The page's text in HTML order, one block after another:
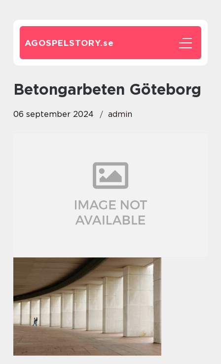
AGOSPELSTORY.se
betongarbeten Göteborg
06 september 2024 admin